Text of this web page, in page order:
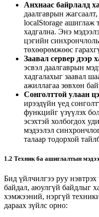
Анхнаас байрлалд
даалгаврын
localStorage ашиглаж
хадгална. Энэ
цэгийн
төхөөрөмжөөс
Заавал сервер дээр
эсвэл даалгаврын
хадгалахыг заавал
ажиллагаа зөвхөн
Сонголттой улаан
ирээдүйн үед
функцийг үзүүлэх
эсэхтэй холбогдох
мэдээлэл
талаар тодорхой
1.2 Техник ба ашиглалтын
Бид үйлчилгээ руу
байдал, аюулгүй байдлыг
хэмжээний, нэргүй
дараах зүйлс орно: